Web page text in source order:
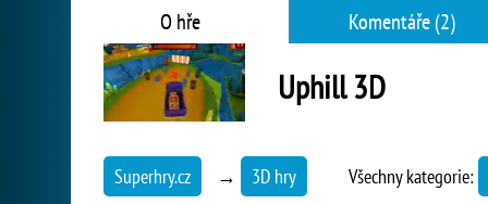
O hře Komentáře (2)
Uphill 3D
Superhry.cz → 3D hry Všechny kategorie: